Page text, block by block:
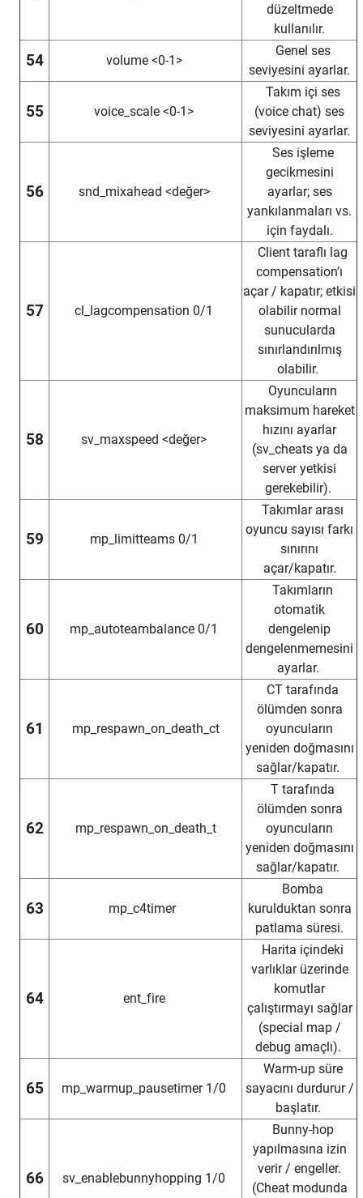
düzeltmede
kullanılır.
54 volume <0-1>
Genel ses
seviyesini ayarlar.
55 voice_scale <0-1>
Takım içi ses
(voice chat) ses
seviyesini ayarlar.
56 snd_mixahead <değer>
Ses işleme
gecikmesini
ayarlar; ses
yankılanmaları vs.
için faydalı.
57 cl_lagcompensation 0/1
Client taraflı lag
compensation’ı
açar / kapatır; etkisi
olabilir normal
sunucularda
sınırlandırılmış
olabilir.
58 sv_maxspeed <değer>
Oyuncuların
maksimum hareket
hızını ayarlar
(sv_cheats ya da
server yetkisi
gerekebilir).
59 mp_limitteams 0/1
Takımlar arası
oyuncu sayısı farkı
sınırını
açar/kapatır.
60 mp_autoteambalance 0/1
Takımların
otomatik
dengelenip
dengelenmemesini
ayarlar.
61 mp_respawn_on_death_ct
CT tarafında
ölümden sonra
oyuncuların
yeniden doğmasını
sağlar/kapatır.
62 mp_respawn_on_death_t
T tarafında
ölümden sonra
oyuncuların
yeniden doğmasını
sağlar/kapatır.
63 mp_c4timer
Bomba
kurulduktan sonra
patlama süresi.
64 ent_fire
Harita içindeki
varlıklar üzerinde
komutlar
çalıştırmayı sağlar
(special map /
debug amaçlı).
65 mp_warmup_pausetimer 1/0
Warm-up süre
sayacını durdurur /
başlatır.
66 sv_enablebunnyhopping 1/0
Bunny-hop
yapılmasına izin
verir / engeller.
(Cheat modunda